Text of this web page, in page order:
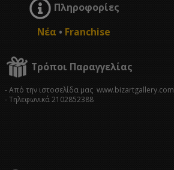
Πληροφορίες
Νέα • Franchise
Τρόποι Παραγγελίας
- Από την ιστοσελίδα μας www.bizartgallery.com
- Tηλεφωνικά 2102852388